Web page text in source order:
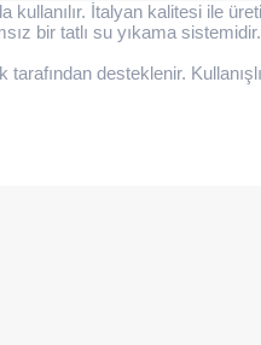
kullanılır. İtalyan kalitesi ile
bir tatlı su yıkama
desteklenir.